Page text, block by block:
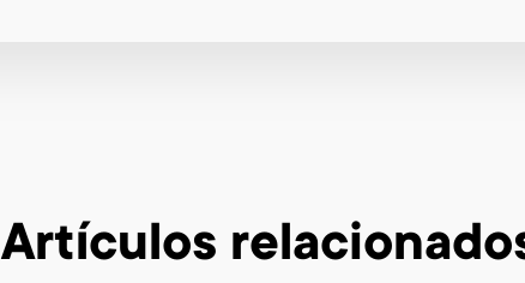
Artículos